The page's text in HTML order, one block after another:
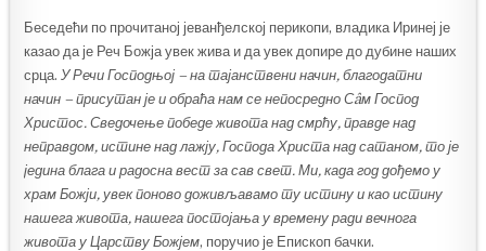
Беседећи по прочитаној јеванђелској перикопи, владика Иринеј је
казао да је Реч Божја увек жива и да увек допире до дубине наших
срца.У Речи Господњој – на тајанствени начин, благодатни
начин – присутан је и обраћа нам се непосредно Сâм Господ
Христос. Сведочење победе живота над смрћу, правде над
неправдом, истине над лажју, Господа Христа над сатаном, то је
једина блага и радосна вест за сав свет. Ми, када год дођемо у
храм Божји, увек поново доживљавамо ту истину и као истину
нашега живота, нашега постојања у времену ради вечнога
живота у Царству Божјем, поручио је Епископ бачки.